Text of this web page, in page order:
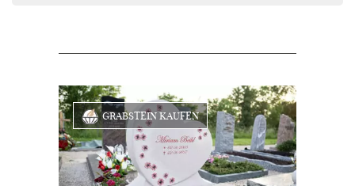
GRABSTEIN KAUFEN